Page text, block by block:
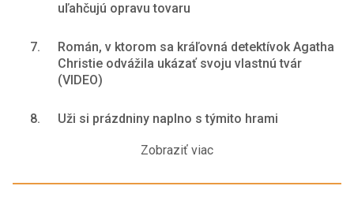
uľahčujú opravu tovaru
7.
Román, v ktorom sa kráľovná detektívok Agatha
Christie odvážila ukázať svoju vlastnú tvár
(VIDEO)
8. Uži si prázdniny naplno s týmito hrami
Zobraziť viac